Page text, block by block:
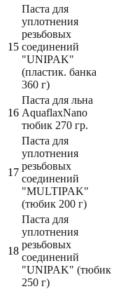
15
Паста для
уплотнения
резьбовых
соединений
"UNIPAK"
(пластик. банка
360 г)
16
Паста для льна
AquaflaxNano
тюбик 270 гр.
17
Паста для
уплотнения
резьбовых
соединений
"MULTIPAK"
(тюбик 200 г)
18
Паста для
уплотнения
резьбовых
соединений
"UNIPAK" (тюбик
250 г)